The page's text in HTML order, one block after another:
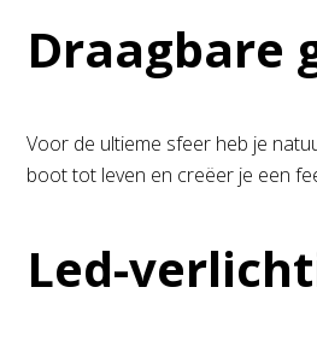
Draagbare
Voor de ultieme sfeer heb je
boot tot leven en creëer je een
Led-